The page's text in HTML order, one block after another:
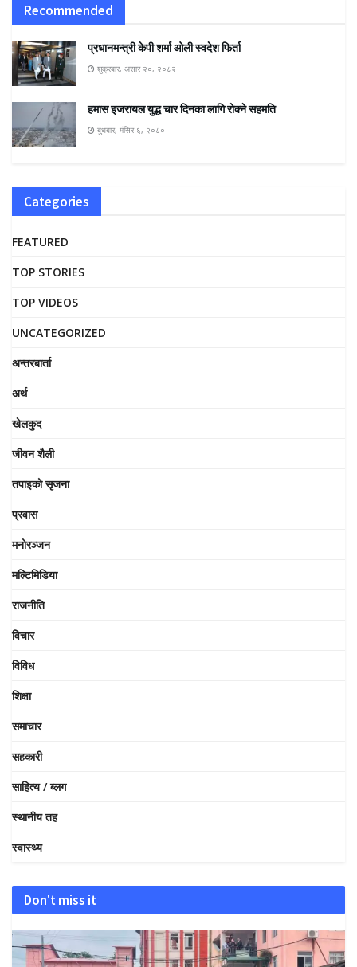
Recommended
प्रधानमन्त्री केपी शर्मा ओली स्वदेश फिर्ता
शुक्रबार, असार २०, २०८२
हमास इजरायल युद्ध चार दिनका लागि रोक्ने सहमति
बुधबार, मंसिर ६, २०८०
Categories
FEATURED
TOP STORIES
TOP VIDEOS
UNCATEGORIZED
अन्तरबार्ता
अर्थ
खेलकुद
जीवन शैली
तपाइको सृजना
प्रवास
मनोरञ्जन
मल्टिमिडिया
राजनीति
विचार
विविध
शिक्षा
समाचार
सहकारी
साहित्य / ब्लग
स्थानीय तह
स्वास्थ्य
Don't miss it